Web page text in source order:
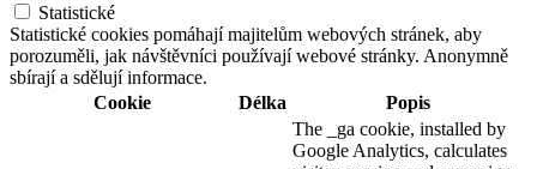
Statistické
Statistické cookies pomáhají majitelům webových stránek, aby
porozuměli, jak návštěvníci používají webové stránky. Anonymně
sbírají a sdělují informace.
Cookie
Délka Popis
The _ga cookie, installed by
Google Analytics, calculates